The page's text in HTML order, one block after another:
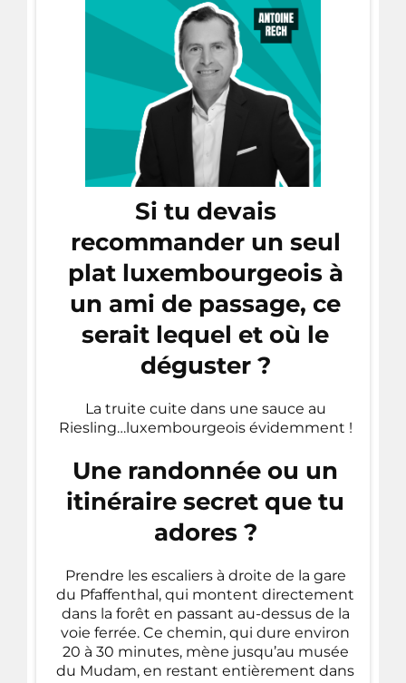
Si tu devais
recommander un seul
plat luxembourgeois à
un ami de passage, ce
serait lequel et où le
déguster ?
La truite cuite dans une sauce au
Riesling…luxembourgeois évidemment !
Une randonnée ou un
itinéraire secret que tu
adores ?
Prendre les escaliers à droite de la gare
du Pfaffenthal, qui montent directement
dans la forêt en passant au-dessus de la
voie ferrée. Ce chemin, qui dure environ
20 à 30 minutes, mène jusqu’au musée
du Mudam, en restant entièrement dans